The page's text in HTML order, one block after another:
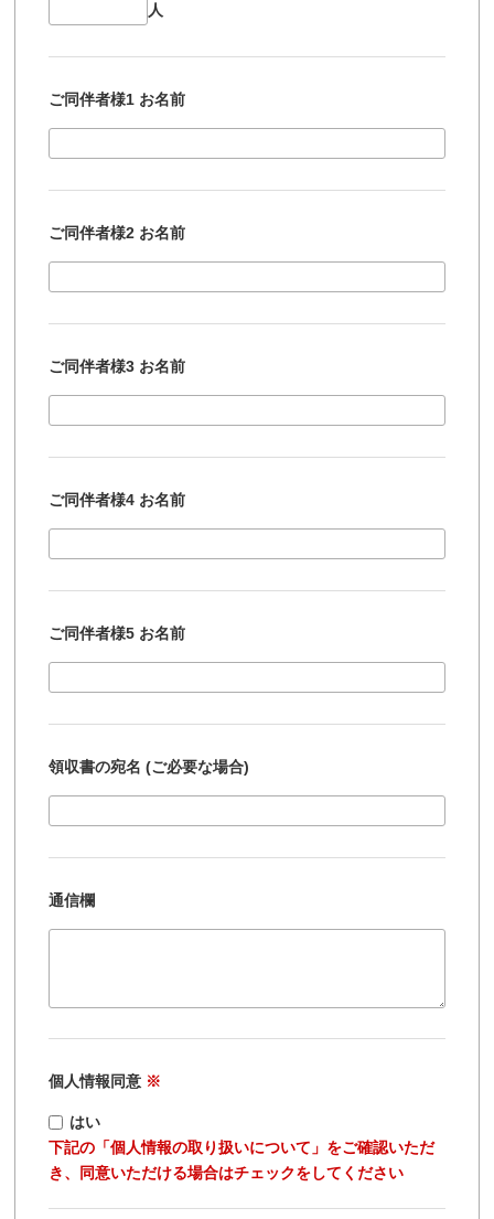
人
ご同伴者様1 お名前
ご同伴者様2 お名前
ご同伴者様3 お名前
ご同伴者様4 お名前
ご同伴者様5 お名前
領収書の宛名 (ご必要な場合)
通信欄
個人情報同意 ※
はい
下記の「個人情報の取り扱いについて」をご確認いただ
き、同意いただける場合はチェックをしてください